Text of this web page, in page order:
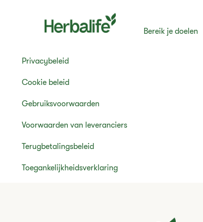
Bereik je doelen
Privacybeleid
Cookie beleid
Gebruiksvoorwaarden
Voorwaarden van leveranciers
Terugbetalingsbeleid
Toegankelijkheidsverklaring